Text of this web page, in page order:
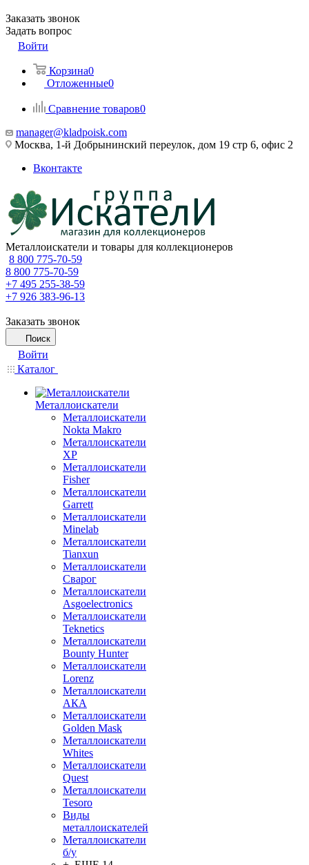
Заказать звонок
Задать вопрос
Войти
Корзина0
Отложенные0
Сравнение товаров0
manager@kladpoisk.com
Москва, 1-й Добрынинский переулок, дом 19 стр 6, офис 2
Вконтакте
Металлоискатели и товары для коллекционеров
8 800 775-70-59
8 800 775-70-59
+7 495 255-38-59
+7 926 383-96-13
Заказать звонок
Поиск
Войти
Каталог
Металлоискатели
Металлоискатели
Nokta Makro
Металлоискатели
XP
Металлоискатели
Fisher
Металлоискатели
Garrett
Металлоискатели
Minelab
Металлоискатели
Tianxun
Металлоискатели
Сварог
Металлоискатели
Asgoelectronics
Металлоискатели
Teknetics
Металлоискатели
Bounty Hunter
Металлоискатели
Lorenz
Металлоискатели
АКА
Металлоискатели
Golden Mask
Металлоискатели
Whites
Металлоискатели
Quest
Металлоискатели
Tesoro
Виды
металлоискателей
Металлоискатели
б/у